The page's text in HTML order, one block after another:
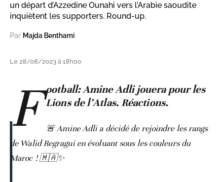
un départ d’Azzedine Ounahi vers l’Arabie saoudite
inquiètent les supporters. Round-up.
Par Majda Benthami
Le 28/08/2023 à 18h00
F ootball: Amine Adli jouera pour les
Lions de l’Atlas. Réactions.
🚨 Amine Adli a décidé de rejoindre les rangs
de Walid Regragui en évoluant sous les couleurs du
Maroc ! 🇲🇦✨